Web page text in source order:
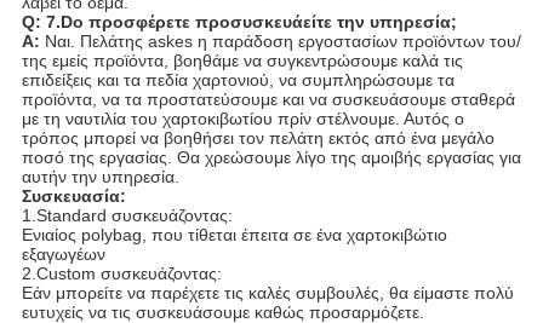
Q: 7.Do προσφέρετε προσυσκευάείτε την υπηρεσία;
Α: Ναι. Πελάτης askes η παράδοση εργοστασίων προϊόντων του/
της εμείς προϊόντα, βοηθάμε να συγκεντρώσουμε καλά τις
επιδείξεις και τα πεδία χαρτονιού, να συμπληρώσουμε τα
προϊόντα, να τα προστατεύσουμε και να συσκευάσουμε σταθερά
με τη ναυτιλία του χαρτοκιβωτίου πρίν στέλνουμε. Αυτός ο
τρόπος μπορεί να βοηθήσει τον πελάτη εκτός από ένα μεγάλο
ποσό της εργασίας. Θα χρεώσουμε λίγο της αμοιβής εργασίας για
αυτήν την υπηρεσία.
Συσκευασία:
1.Standard συσκευάζοντας:
Ενιαίος polybag, που τίθεται έπειτα σε ένα χαρτοκιβώτιο
εξαγωγέων
2.Custom συσκευάζοντας:
Εάν μπορείτε να παρέχετε τις καλές συμβουλές, θα είμαστε πολύ
ευτυχείς να τις συσκευάσουμε καθώς προσαρμόζετε.